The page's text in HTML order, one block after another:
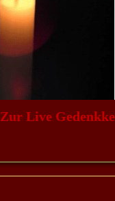
Zur Live